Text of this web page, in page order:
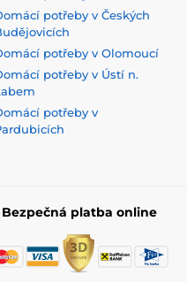
potřeby v Českých
potřeby v Olomoucí
potřeby v Ústí n.
potřeby v
Bezpečná platba online